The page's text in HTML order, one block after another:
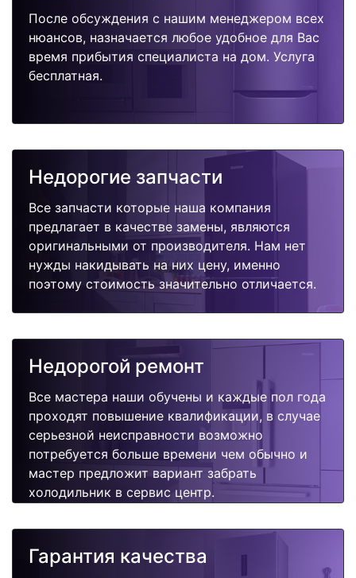
После обсуждения с нашим менеджером всех
нюансов, назначается любое удобное для Вас
время прибытия специалиста на дом. Услуга
бесплатная.
Недорогие запчасти
Все запчасти которые наша компания
предлагает в качестве замены, являются
оригинальными от производителя. Нам нет
нужды накидывать на них цену, именно
поэтому стоимость значительно отличается.
Недорогой ремонт
Все мастера наши обучены и каждые пол года
проходят повышение квалификации, в случае
серьезной неисправности возможно
потребуется больше времени чем обычно и
мастер предложит вариант забрать
холодильник в сервис центр.
Гарантия качества